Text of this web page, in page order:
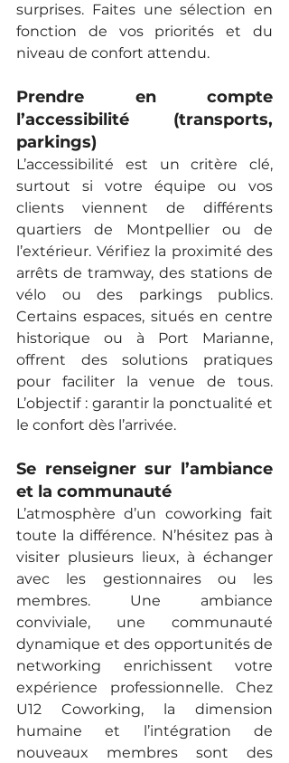
surprises. Faites une sélection en
fonction de vos priorités et du
niveau de confort attendu.
Prendre en compte
l’accessibilité (transports,
parkings)
L’accessibilité est un critère clé,
surtout si votre équipe ou vos
clients viennent de différents
quartiers de Montpellier ou de
l’extérieur. Vérifiez la proximité des
arrêts de tramway, des stations de
vélo ou des parkings publics.
Certains espaces, situés en centre
historique ou à Port Marianne,
offrent des solutions pratiques
pour faciliter la venue de tous.
L’objectif : garantir la ponctualité et
le confort dès l’arrivée.
Se renseigner sur l’ambiance
et la communauté
L’atmosphère d’un coworking fait
toute la différence. N’hésitez pas à
visiter plusieurs lieux, à échanger
avec les gestionnaires ou les
membres. Une ambiance
conviviale, une communauté
dynamique et des opportunités de
networking enrichissent votre
expérience professionnelle. Chez
U12 Coworking, la dimension
humaine et l’intégration de
nouveaux membres sont des